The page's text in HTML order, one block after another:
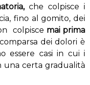
che colpisce i
fino al gomito, dei
colpisce mai prima
dei dolori è
essere casi in cui i
una certa gradualità